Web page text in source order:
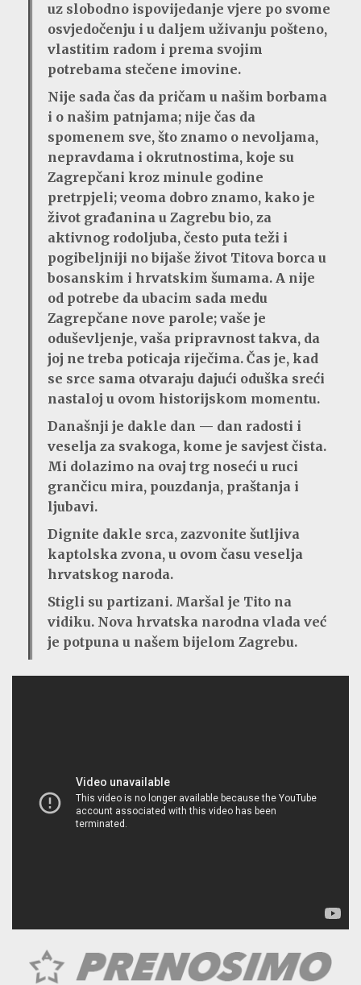
uz slobodno ispovijedanje vjere po svome
osvjedočenju i u daljem uživanju pošteno,
vlastitim radom i prema svojim
potrebama stečene imovine.
Nije sada čas da pričam u našim borbama
i o našim patnjama; nije čas da
spomenem sve, što znamo o nevoljama,
nepravdama i okrutnostima, koje su
Zagrepčani kroz minule godine
pretrpjeli; veoma dobro znamo, kako je
život građanina u Zagrebu bio, za
aktivnog rodoljuba, često puta teži i
pogibeljniji no bijaše život Titova borca u
bosanskim i hrvatskim šumama. A nije
od potrebe da ubacim sada medu
Zagrepčane nove parole; vaše je
oduševljenje, vaša pripravnost takva, da
joj ne treba poticaja riječima. Čas je, kad
se srce sama otvaraju dajući oduška sreći
nastaloj u ovom historijskom momentu.
Današnji je dakle dan — dan radosti i
veselja za svakoga, kome je savjest čista.
Mi dolazimo na ovaj trg noseći u ruci
grančicu mira, pouzdanja, praštanja i
ljubavi.
Dignite dakle srca, zazvonite šutljiva
kaptolska zvona, u ovom času veselja
hrvatskog naroda.
Stigli su partizani. Maršal je Tito na
vidiku. Nova hrvatska narodna vlada već
je potpuna u našem bijelom Zagrebu.